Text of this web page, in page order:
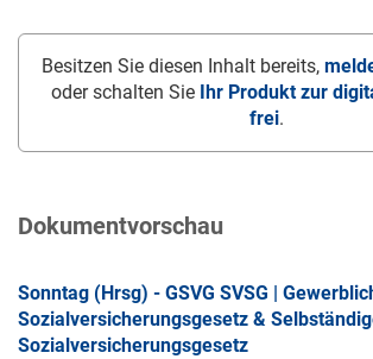
Besitzen Sie diesen Inhalt bereits,
oder schalten Sie
Ihr Produkt zur
frei.
Dokumentvorschau
Sonntag (Hrsg) - GSVG SVSG |
Sozialversicherungsgesetz &
Sozialversicherungsgesetz